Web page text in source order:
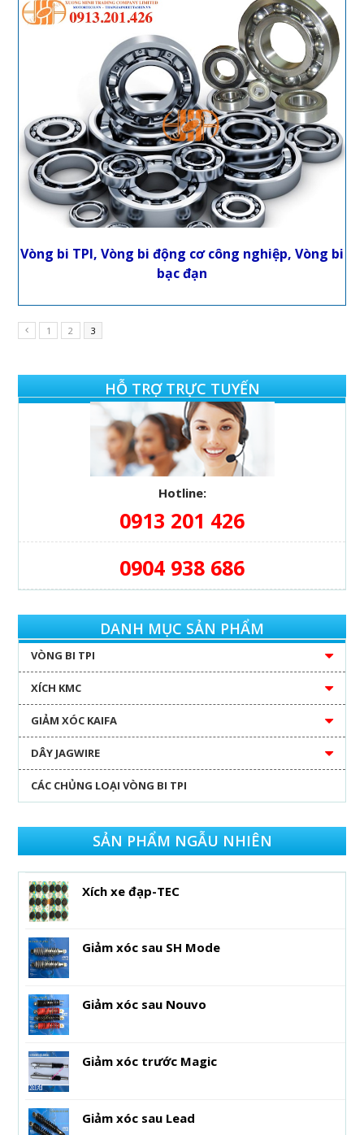
Vòng bi TPI, Vòng bi động cơ công nghiệp, Vòng bi
bạc đạn
1 2 3
HỖ TRỢ TRỰC TUYẾN
Hotline:
0913 201 426
0904 938 686
DANH MỤC SẢN PHẨM
VÒNG BI TPI
XÍCH KMC
GIẢM XÓC KAIFA
DÂY JAGWIRE
CÁC CHỦNG LOẠI VÒNG BI TPI
SẢN PHẨM NGẪU NHIÊN
Xích xe đạp-TEC
Giảm xóc sau SH Mode
Giảm xóc sau Nouvo
Giảm xóc trước Magic
Giảm xóc sau Lead